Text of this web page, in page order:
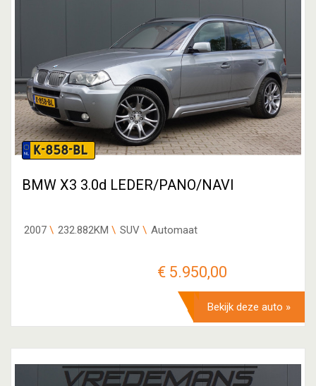
K-858-BL
BMW X3 3.0d LEDER/PANO/NAVI
2007 232.882KM SUV Automaat
€ 5.950,00
Bekijk deze auto »